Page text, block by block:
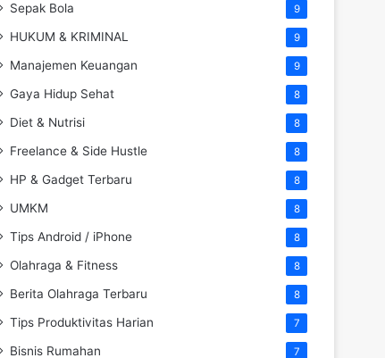
Sepak Bola 9
HUKUM & KRIMINAL 9
Manajemen Keuangan 9
Gaya Hidup Sehat 8
Diet & Nutrisi 8
Freelance & Side Hustle 8
HP & Gadget Terbaru 8
UMKM 8
Tips Android / iPhone 8
Olahraga & Fitness 8
Berita Olahraga Terbaru 8
Tips Produktivitas Harian 7
Bisnis Rumahan 7